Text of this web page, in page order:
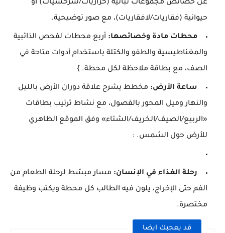
عن خصائص مجموعات نباتية (حزازيات/سرخسيات) أو
حيوانية (فقاريات/لافقاريات)، مع صور توضيحية.
محطات مادة وخصائصها: أربع محطات لفحص الذائبية
والمغناطيسية والطفو والكتلة باستخدام أدوات متاحة في
الصف، مع بطاقة ملاحظة لكل محطة. }
ساعة الأرض: مخطط يشرح علاقة دوران الأرض بالليل
والنهار وميل المحور بالفصول، مع نشاط ترتيب بطاقات
«الربيع/الصيف/الخريف/الشتاء» وفق الموقع الظاهري
للأرض حول الشمس. :
رحلة الغذاء في الإنسان: مسار مبسّط لرحلة الطعام من
الفم حتى الإخراج، يلون فيه الطالب كل محطة ويكتب وظيفة
مختصرة.
قد يعجبك ايضا